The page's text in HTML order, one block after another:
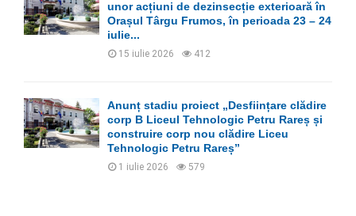
unor acțiuni de dezinsecție exterioară în
Orașul Târgu Frumos, în perioada 23 – 24
iulie...
15 iulie 2026 412
Anunț stadiu proiect „Desființare clădire
corp B Liceul Tehnologic Petru Rareș și
construire corp nou clădire Liceu
Tehnologic Petru Rareș”
1 iulie 2026 579